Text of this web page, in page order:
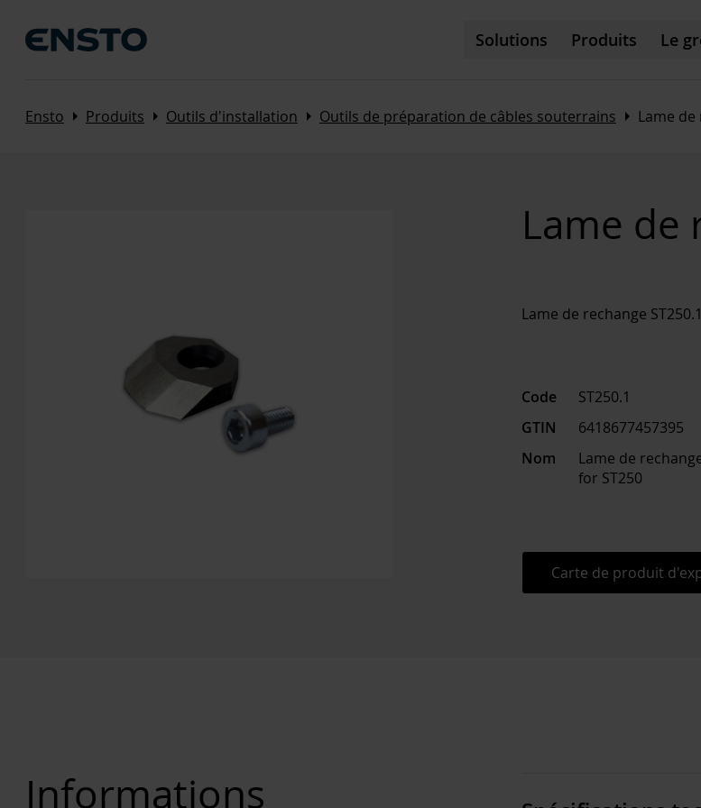
Solutions Produits Le
Ensto Arrow_right Produits Arrow_right Outils d'installation Arrow_right Outils de préparation de câbles souterrains Arrow_right Lame de
Lame de
Lame de rechange
Code
ST250.1
GTIN
6418677457395
Nom
Lame de
for ST250
Carte de produit
Informations